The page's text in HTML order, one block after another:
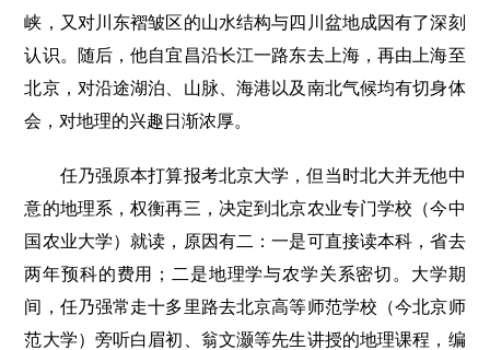
峡，又对川东褶皱区的山水结构与四川盆地成因有了深刻
认识。随后，他自宜昌沿长江一路东去上海，再由上海至
北京，对沿途湖泊、山脉、海港以及南北气候均有切身体
会，对地理的兴趣日渐浓厚。
任乃强原本打算报考北京大学，但当时北大并无他中
意的地理系，权衡再三，决定到北京农业专门学校（今中
国农业大学）就读，原因有二：一是可直接读本科，省去
两年预科的费用；二是地理学与农学关系密切。大学期
间，任乃强常走十多里路去北京高等师范学校（今北京师
范大学）旁听白眉初、翁文灏等先生讲授的地理课程，编